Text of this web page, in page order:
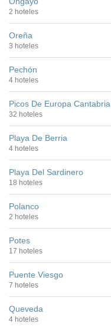
2 hoteles
Oreña
3 hoteles
Pechón
4 hoteles
Picos De Europa Cantabria
32 hoteles
Playa De Berria
4 hoteles
Playa Del Sardinero
18 hoteles
Polanco
2 hoteles
Potes
17 hoteles
Puente Viesgo
7 hoteles
Queveda
4 hoteles